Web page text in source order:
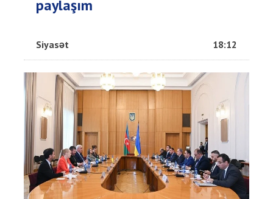
paylaşım
Siyasət 18:12